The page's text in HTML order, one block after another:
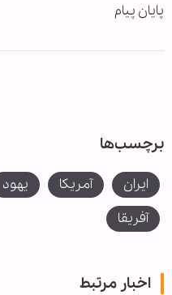
پایان پیام
برچسب‌ها
ایران آمریکا یهود
آفریقا
اخبار مرتبط